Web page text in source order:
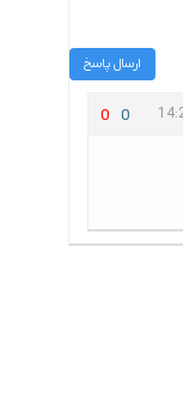
ارسال پاسخ
0 0